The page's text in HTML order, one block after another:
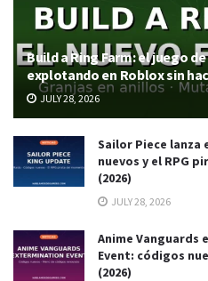
Build a Ring Farm: el juego
explotando en Roblox sin
JULY 28, 2026
Sailor Piece lanza
nuevos y el RPG
(2026)
JULY 28, 2026
Anime Vanguards
Event: códigos
(2026)